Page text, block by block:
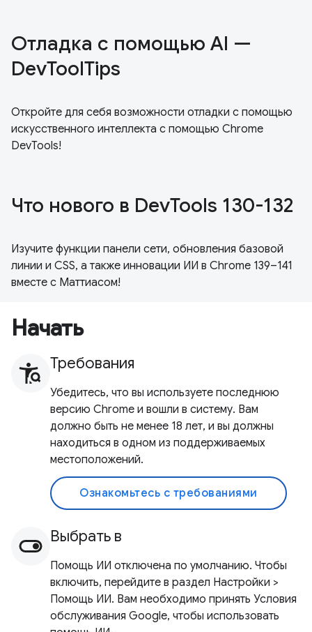
Отладка с помощью Al —
DevToolTips
Откройте для себя возможности отладки с помощью
искусственного интеллекта с помощью Chrome
DevTools!
Что нового в DevTools 130-132
Изучите функции панели сети, обновления базовой
линии и CSS, а также инновации ИИ в Chrome 139–141
вместе с Маттиасом!
Начать
Требования
Убедитесь, что вы используете последнюю
версию Chrome и вошли в систему. Вам
должно быть не менее 18 лет, и вы должны
находиться в одном из поддерживаемых
местоположений.
Ознакомьтесь с требованиями
Выбрать в
Помощь ИИ отключена по умолчанию. Чтобы
включить, перейдите в раздел Настройки >
Помощь ИИ. Вам необходимо принять Условия
обслуживания Google, чтобы использовать